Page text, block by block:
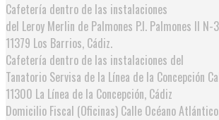
Cafetería dentro de las instalaciones
del Leroy Merlin de Palmones P.I. Palmones II
11379 Los Barrios, Cádiz.
Cafetería dentro de las instalaciones del
Tanatorio Servisa de la Línea de la Concepción
11300 La Línea de la Concepción, Cádiz
Domicilio Fiscal (Oficinas) Calle Océano